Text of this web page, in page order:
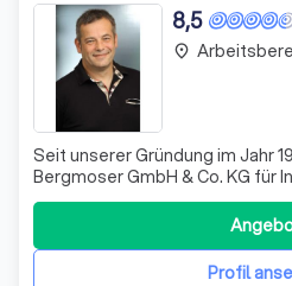
8,5
Seit unserer Gründung im Jahr
Bergmoser GmbH & Co. KG für
der Elektrotechnik. Wir
und Durchführung von
in den Bereichen EDV,
Steuerungstechnik. Unser
Profil
place